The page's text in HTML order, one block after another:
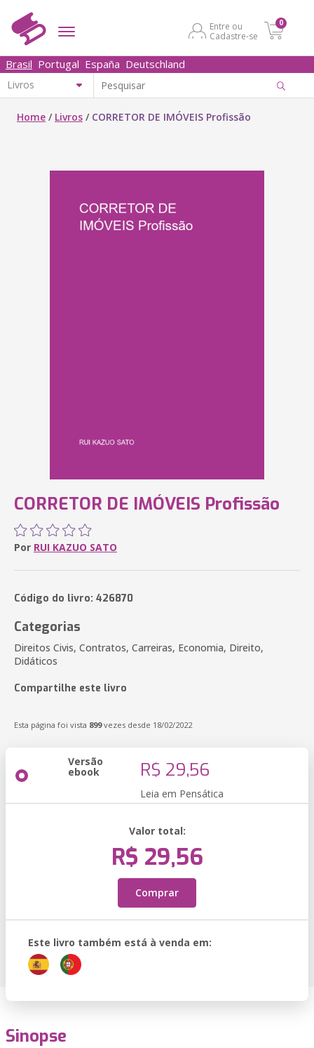
Entre ou
Cadastre-se
0
Brasil Portugal España Deutschland
Home / Livros / CORRETOR DE IMÓVEIS Profissão
CORRETOR DE IMÓVEIS Profissão
Por RUI KAZUO SATO
Código do livro: 426870
Categorias
Direitos Civis, Contratos, Carreiras, Economia, Direito,
Didáticos
Compartilhe este livro
Esta página foi vista 899vezes desde 18/02/2022
Versão
ebook R$ 29,56
Leia em Pensática
Valor total:
R$ 29,56
Comprar
Este livro também está à venda em:
Sinopse